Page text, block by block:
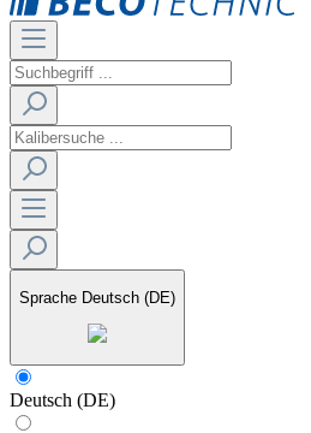
Sprache Deutsch (DE)
Deutsch (DE)